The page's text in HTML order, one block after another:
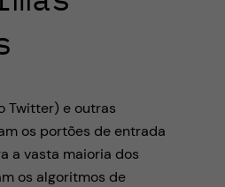
Twitter) e outras
os portões de entrada
a vasta maioria dos
os algoritmos de